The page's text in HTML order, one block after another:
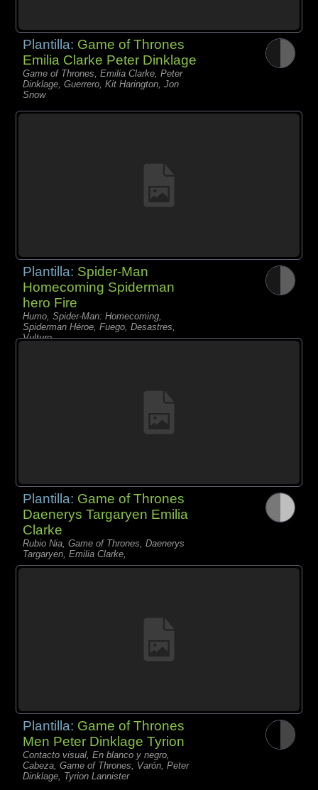
Plantilla: Game of Thrones
Emilia Clarke Peter Dinklage
Game of Thrones, Emilia Clarke, Peter
Dinklage, Guerrero, Kit Harington, Jon
Snow
Plantilla: Spider-Man
Homecoming Spiderman
hero Fire
Humo, Spider-Man: Homecoming,
Spiderman Héroe, Fuego, Desastres,
Vulture
Plantilla: Game of Thrones
Daenerys Targaryen Emilia
Clarke
Rubio Nia, Game of Thrones, Daenerys
Targaryen, Emilia Clarke,
Plantilla: Game of Thrones
Men Peter Dinklage Tyrion
Contacto visual, En blanco y negro,
Cabeza, Game of Thrones, Varón, Peter
Dinklage, Tyrion Lannister